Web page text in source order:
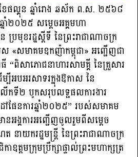
ែផល្គុន ឆ្នាំរោង ឆស័ក ព.ស. ២៥៦៨
ាំ២០២៥ សម្តេចអគ្គមហា
មុខរដ្ឋស្ដីទី នៃព្រះរាជាណាចក្រ
ស «សមា​គម​ឧកញ៉ាកម្ពុជា» អញ្ជើញជា
“ពិសាភោជនាហារសាមគ្គី នៃគ្រួសារ
បីអបអរសាទរក្នុងឱកាស នៃ
ើកទី២ បូកសរុបលទ្ផផលការងារ
ែនការឆ្នាំ២០២៥” របស់សមាគម
នអង្គការអញ្ជើញចូលរួមពីសម្ដេច
ាយករដ្ឋមន្ត្រី នៃព្រះរាជាណាចក្រ
ឧត្តមក្រុមប្រឹក្សាផ្ទាល់ព្រះមហាក្សត្រ